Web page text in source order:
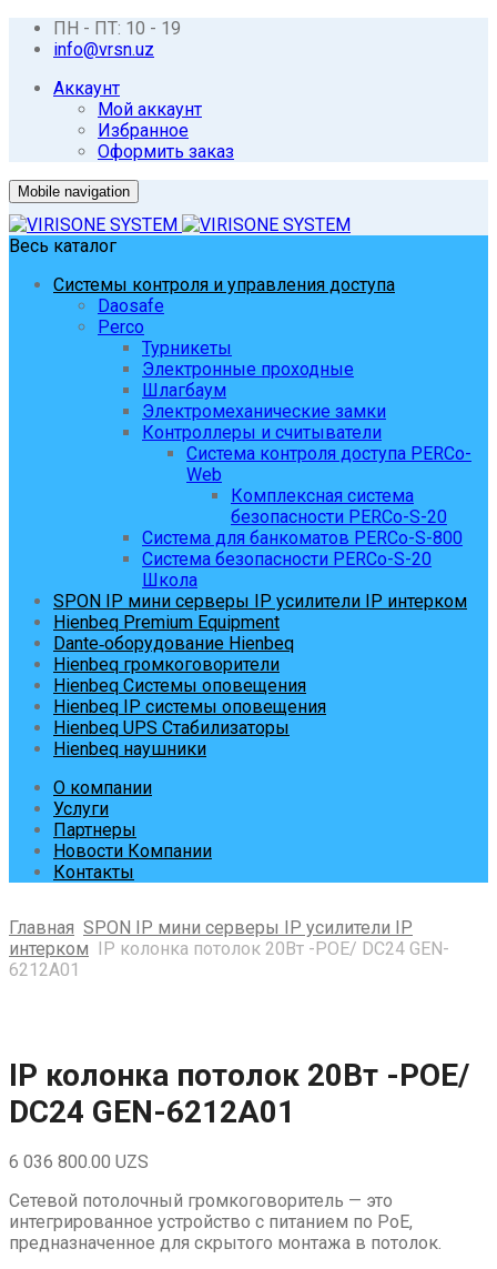
ПН - ПТ: 10 - 19
info@vrsn.uz
Аккаунт
Мой аккаунт
Избранное
Оформить заказ
Mobile navigation
Весь каталог
Системы контроля и управления доступа
Daosafe
Perco
Турникеты
Электронные проходные
Шлагбаум
Электромеханические замки
Контроллеры и считыватели
Система контроля доступа PERCo-
Web
Комплексная система
безопасности PERCo-S-20
Система для банкоматов PERCo-S-800
Система безопасности PERCo-S-20
Школа
SPON IP мини серверы IP усилители IP интерком
Hienbeq Premium Equipment
Dante‑оборудование Hienbeq
Hienbeq громкоговорители
Hienbeq Системы оповещения
Hienbeq IP системы оповещения
Hienbeq UPS Стабилизаторы
Hienbeq наушники
О компании
Услуги
Партнеры
Новости Компании
Контакты
Главная SPON IP мини серверы IP усилители IP
интерком IP колонка потолок 20Вт -POE/ DC24 GEN-
6212A01
content
IP колонка потолок 20Вт -POE/
DC24 GEN-6212A01
6 036 800.00 UZS
Сетевой потолочный громкоговоритель — это
интегрированное устройство с питанием по PoE,
предназначенное для скрытого монтажа в потолок.